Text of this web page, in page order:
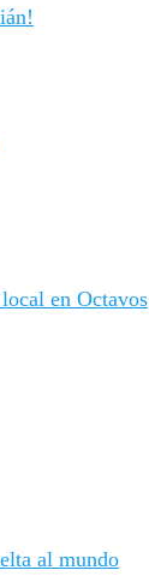
en Octavos
al mundo